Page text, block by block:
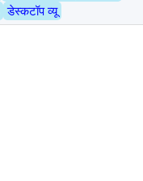
डेस्कटॉप व्यू